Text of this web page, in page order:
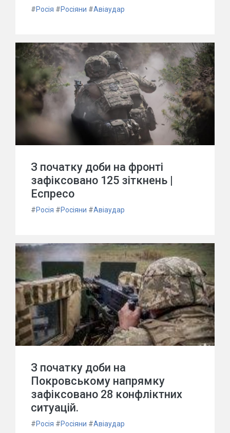
#Росія #Росіяни #Авіаудар
З початку доби на фронті
зафіксовано 125 зіткнень |
Еспресо
#Росія #Росіяни #Авіаудар
З початку доби на
Покровському напрямку
зафіксовано 28 конфліктних
ситуацій.
#Росія #Росіяни #Авіаудар